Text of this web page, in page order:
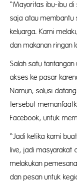
“Mayoritas ibu-ibu di
saja atau membantu
keluarga. Kami
dan makanan ringan
Salah satu
akses ke pasar
Namun, solusi
tersebut
Facebook, untuk
“Jadi ketika kami
live, jadi masyarakat
melakukan
dan pesan untuk